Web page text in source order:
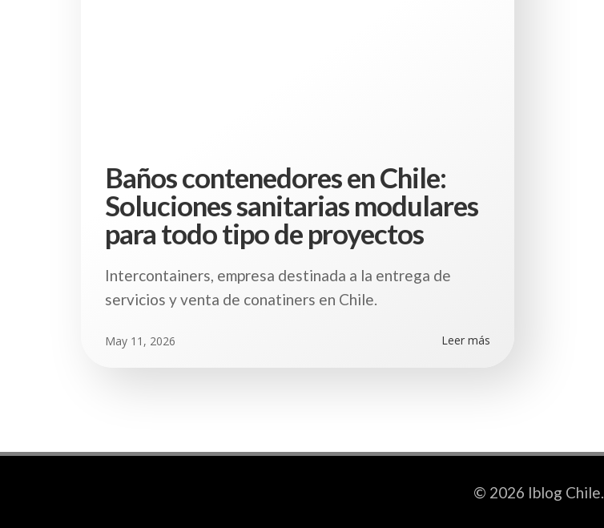
Baños contenedores en Chile:
Soluciones sanitarias modulares
para todo tipo de proyectos
Intercontainers, empresa destinada a la entrega de
servicios y venta de conatiners en Chile.
May 11, 2026 Leer más
© 2026 Iblog Chile.